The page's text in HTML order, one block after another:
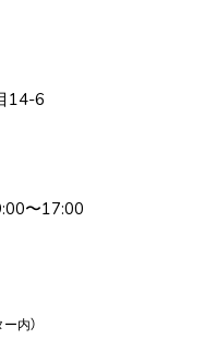
14-6
〜17:00
内）